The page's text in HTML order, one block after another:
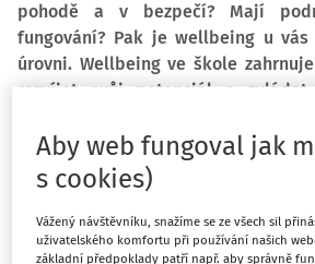
pohodě a v bezpečí? Mají
fungování? Pak je wellbeing u
úrovni. Wellbeing ve škole
rozvíjet svůj potenciál a zvládat
emoční pohody a ve školním
význam. Ovlivňuje nejen
motivaci k učení, kvalitu vztahů
soustředění. Týká se úplně
učitelů, vedení školy i dalších
Aby web fungoval jak
s cookies)
Vážený návštěvníku, snažíme se ze všech sil
uživatelského komfortu při používání našich
základní předpoklady patří např. aby správně